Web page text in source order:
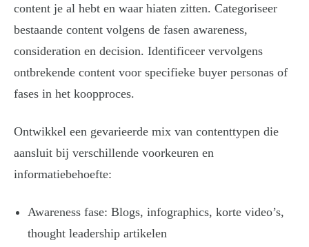
content je al hebt en waar hiaten zitten. Categoriseer
bestaande content volgens de fasen awareness,
consideration en decision. Identificeer vervolgens
ontbrekende content voor specifieke buyer personas of
fases in het koopproces.
Ontwikkel een gevarieerde mix van contenttypen die
aansluit bij verschillende voorkeuren en
informatiebehoefte:
Awareness fase: Blogs, infographics, korte video’s,
thought leadership artikelen